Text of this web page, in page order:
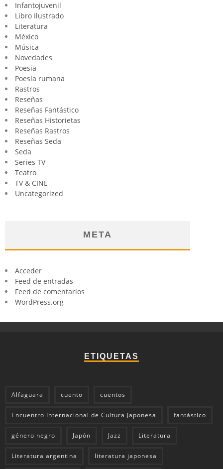
Infantojuvenil
Libro Ilustrado
Literatura
México
Música
Novedades
Poesia
Poesía rumana
Rastros
Reseñas
Reseñas Fantástico
Reseñas Historietas
Reseñas Rastros
Reseñas Seda
Seda
Series TV
Teatro
TV & CINE
Uncategorized
META
Acceder
Feed de entradas
Feed de comentarios
WordPress.org
ETIQUETAS
Alfaguara cuento cuentos
Encuentro Internacional de Cultura Japonesa fantástico
género negro Japón Jazz Literatura
Literatura argentina literatura japonesa